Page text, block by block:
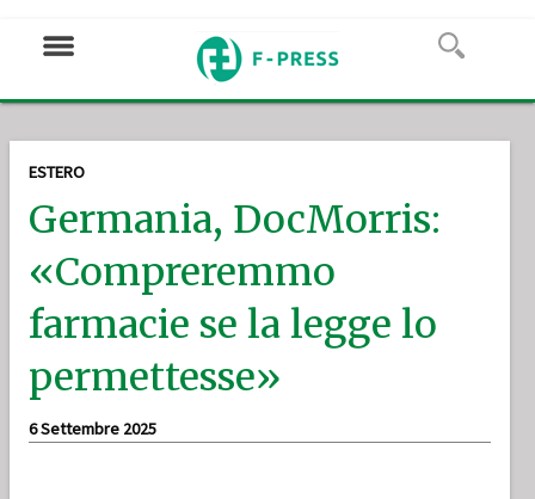
ESTERO
Germania, DocMorris:
«Compreremmo
farmacie se la legge lo
permettesse»
6 Settembre 2025